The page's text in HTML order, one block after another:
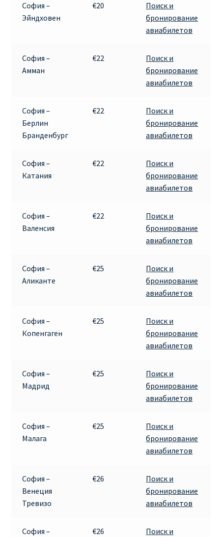
София –
Эйндховен
€20
Поиск и
бронирование
авиабилетов
София –
Амман
€22
Поиск и
бронирование
авиабилетов
София –
Берлин
Бранденбург
€22
Поиск и
бронирование
авиабилетов
София –
Катания
€22
Поиск и
бронирование
авиабилетов
София –
Валенсия
€22
Поиск и
бронирование
авиабилетов
София –
Аликанте
€25
Поиск и
бронирование
авиабилетов
София –
Копенгаген
€25
Поиск и
бронирование
авиабилетов
София –
Мадрид
€25
Поиск и
бронирование
авиабилетов
София –
Малага
€25
Поиск и
бронирование
авиабилетов
София –
Венеция
Тревизо
€26
Поиск и
бронирование
авиабилетов
София –
€26
Поиск и